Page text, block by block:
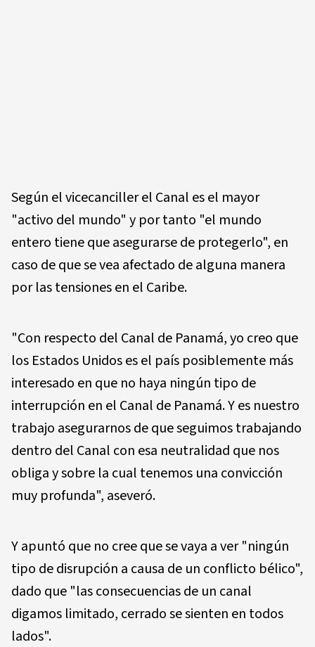
Según el vicecanciller el Canal es el mayor
"activo del mundo" y por tanto "el mundo
entero tiene que asegurarse de protegerlo", en
caso de que se vea afectado de alguna manera
por las tensiones en el Caribe.
"Con respecto del Canal de Panamá, yo creo que
los Estados Unidos es el país posiblemente más
interesado en que no haya ningún tipo de
interrupción en el Canal de Panamá. Y es nuestro
trabajo asegurarnos de que seguimos trabajando
dentro del Canal con esa neutralidad que nos
obliga y sobre la cual tenemos una convicción
muy profunda", aseveró.
Y apuntó que no cree que se vaya a ver "ningún
tipo de disrupción a causa de un conflicto bélico",
dado que "las consecuencias de un canal
digamos limitado, cerrado se sienten en todos
lados".